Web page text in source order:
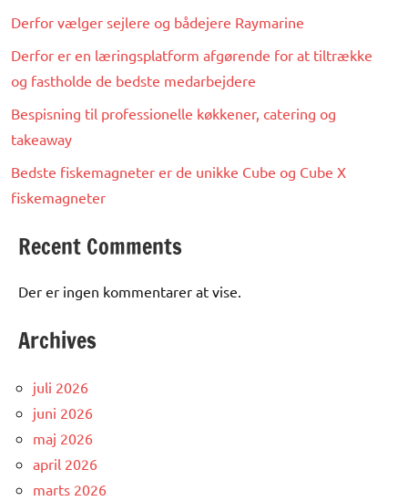
Derfor vælger sejlere og bådejere Raymarine
Derfor er en læringsplatform afgørende for at tiltrække
og fastholde de bedste medarbejdere
Bespisning til professionelle køkkener, catering og
takeaway
Bedste fiskemagneter er de unikke Cube og Cube X
fiskemagneter
Recent Comments
Der er ingen kommentarer at vise.
Archives
juli 2026
juni 2026
maj 2026
april 2026
marts 2026